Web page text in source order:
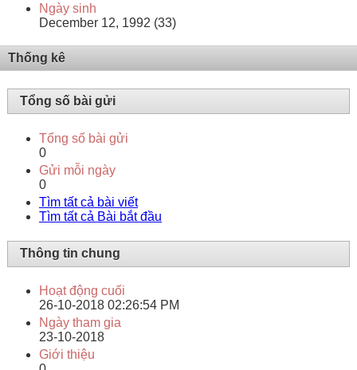
Ngày sinh
December 12, 1992 (33)
Thống kê
Tổng số bài gửi
Tổng số bài gửi
0
Gửi mỗi ngày
0
Tìm tất cả bài viết
Tìm tất cả Bài bắt đầu
Thông tin chung
Hoạt động cuối
26-10-2018 02:26:54 PM
Ngày tham gia
23-10-2018
Giới thiệu